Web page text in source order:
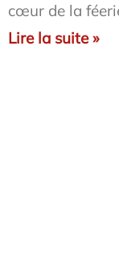
cœur de la
Lire la suite »